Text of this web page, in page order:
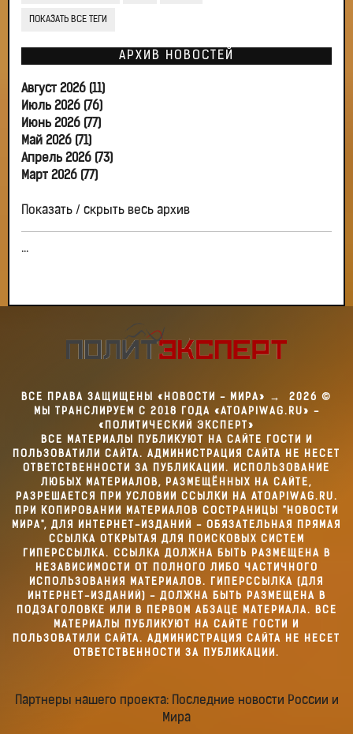
ПОКАЗАТЬ ВСЕ ТЕГИ
АРХИВ НОВОСТЕЙ
Август 2026 (11)
Июль 2026 (76)
Июнь 2026 (77)
Май 2026 (71)
Апрель 2026 (73)
Март 2026 (77)
Показать / скрыть весь архив
...
ВСЕ ПРАВА ЗАЩИЩЕНЫ «НОВОСТИ - МИРА» → 2026 ©
МЫ ТРАНСЛИРУЕМ С 2018 ГОДА «ATOAPIWAG.RU» -
«ПОЛИТИЧЕСКИЙ ЭКСПЕРТ»
ВСЕ МАТЕРИАЛЫ ПУБЛИКУЮТ НА САЙТЕ ГОСТИ И
ПОЛЬЗОВАТИЛИ САЙТА. АДМИНИСТРАЦИЯ САЙТА НЕ НЕСЕТ
ОТВЕТСТВЕННОСТИ ЗА ПУБЛИКАЦИИ. ИСПОЛЬЗОВАНИЕ
ЛЮБЫХ МАТЕРИАЛОВ, РАЗМЕЩЁННЫХ НА САЙТЕ,
РАЗРЕШАЕТСЯ ПРИ УСЛОВИИ ССЫЛКИ НА ATOAPIWAG.RU.
ПРИ КОПИРОВАНИИ МАТЕРИАЛОВ СОСТРАНИЦЫ "НОВОСТИ
МИРА", ДЛЯ ИНТЕРНЕТ-ИЗДАНИЙ - ОБЯЗАТЕЛЬНАЯ ПРЯМАЯ
ССЫЛКА ОТКРЫТАЯ ДЛЯ ПОИСКОВЫХ СИСТЕМ
ГИПЕРССЫЛКА. ССЫЛКА ДОЛЖНА БЫТЬ РАЗМЕЩЕНА В
НЕЗАВИСИМОСТИ ОТ ПОЛНОГО ЛИБО ЧАСТИЧНОГО
ИСПОЛЬЗОВАНИЯ МАТЕРИАЛОВ. ГИПЕРССЫЛКА (ДЛЯ
ИНТЕРНЕТ-ИЗДАНИЙ) - ДОЛЖНА БЫТЬ РАЗМЕЩЕНА В
ПОДЗАГОЛОВКЕ ИЛИ В ПЕРВОМ АБЗАЦЕ МАТЕРИАЛА. ВСЕ
МАТЕРИАЛЫ ПУБЛИКУЮТ НА САЙТЕ ГОСТИ И
ПОЛЬЗОВАТИЛИ САЙТА. АДМИНИСТРАЦИЯ САЙТА НЕ НЕСЕТ
ОТВЕТСТВЕННОСТИ ЗА ПУБЛИКАЦИИ.
Партнеры нашего проекта: Последние новости России и
Мира